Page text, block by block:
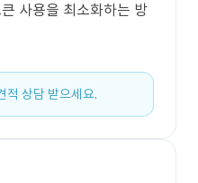
사용을 최소화하는 방
적 상담 받으세요.